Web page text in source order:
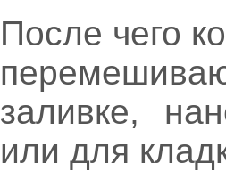
После чего
заливке,
или для